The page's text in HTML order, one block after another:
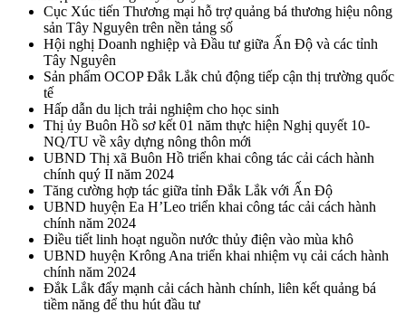
Cục Xúc tiến Thương mại hỗ trợ quảng bá thương hiệu nông
sản Tây Nguyên trên nền tảng số
Hội nghị Doanh nghiệp và Đầu tư giữa Ấn Độ và các tỉnh
Tây Nguyên
Sản phẩm OCOP Đắk Lắk chủ động tiếp cận thị trường quốc
tế
Hấp dẫn du lịch trải nghiệm cho học sinh
Thị ủy Buôn Hồ sơ kết 01 năm thực hiện Nghị quyết 10-
NQ/TU về xây dựng nông thôn mới
UBND Thị xã Buôn Hồ triển khai công tác cải cách hành
chính quý II năm 2024
Tăng cường hợp tác giữa tỉnh Đắk Lắk với Ấn Độ
UBND huyện Ea H’Leo triển khai công tác cải cách hành
chính năm 2024
Điều tiết linh hoạt nguồn nước thủy điện vào mùa khô
UBND huyện Krông Ana triển khai nhiệm vụ cải cách hành
chính năm 2024
Đắk Lắk đẩy mạnh cải cách hành chính, liên kết quảng bá
tiềm năng để thu hút đầu tư